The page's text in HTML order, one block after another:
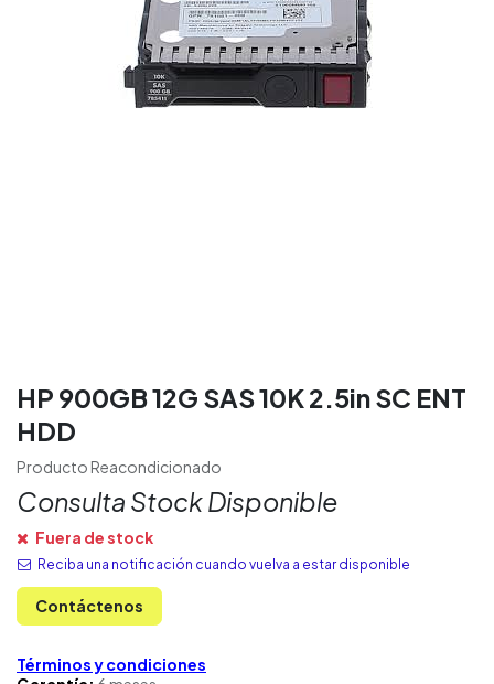
HP 900GB 12G SAS 10K 2.5in SC ENT
HDD
Producto Reacondicionado
Consulta Stock Disponible
Fuera de stock
Reciba una notificación cuando vuelva a estar disponible
Contáctenos
Términos y condiciones